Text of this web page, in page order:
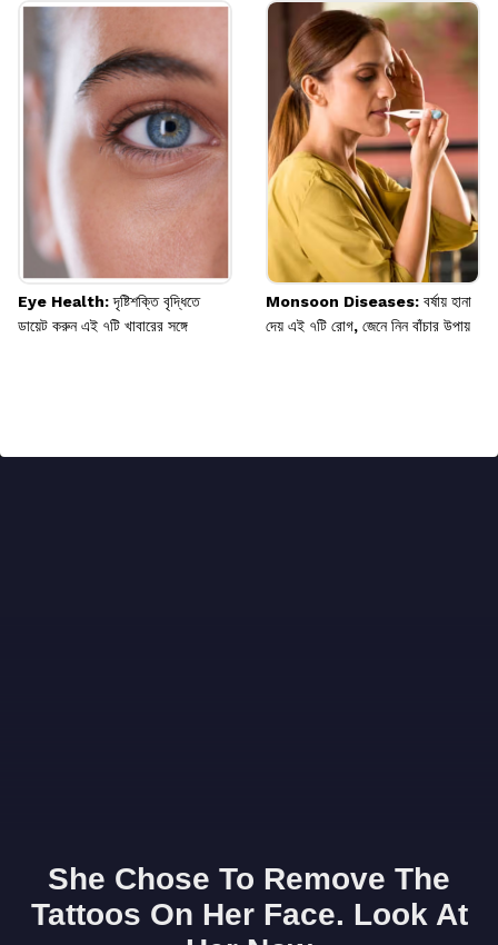
Eye Health: দৃষ্টিশক্তি বৃদ্ধিতে
ডায়েট করুন এই ৭টি খাবারের সঙ্গে
Monsoon Diseases: বর্ষায় হানা
দেয় এই ৭টি রোগ, জেনে নিন বাঁচার উপায়